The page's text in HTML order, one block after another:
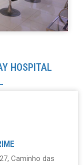
HOSPITAL
Caminho das